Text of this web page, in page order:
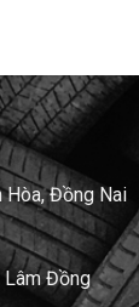
Hòa, Đồng Nai
Lâm Đồng